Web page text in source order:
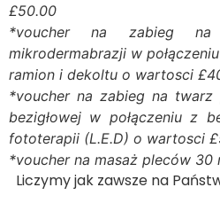
£50.00
*voucher na zabieg
mikrodermabrazji w
ramion i dekoltu o wartosci
*voucher na zabieg na
bezigłowej w połączeniu z
fototerapii (L.E.D) o wartosci
*voucher na masaż pleców
Liczymy jak zawsze na